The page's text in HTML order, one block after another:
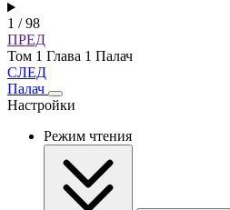
1 / 98
ПРЕД
Том 1 Глава 1 Палач
СЛЕД
Палач
Настройки
Режим чтения